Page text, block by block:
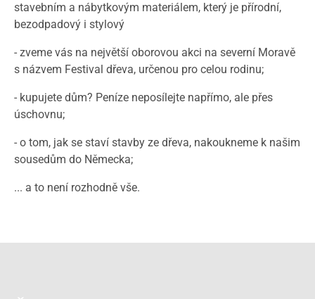
stavebním a nábytkovým materiálem, který je přírodní,
bezodpadový i stylový
- zveme vás na největší oborovou akci na severní Moravě
s názvem Festival dřeva, určenou pro celou rodinu;
- kupujete dům? Peníze neposílejte napřímo, ale přes
úschovnu;
- o tom, jak se staví stavby ze dřeva, nakoukneme k našim
sousedům do Německa;
... a to není rozhodně vše.